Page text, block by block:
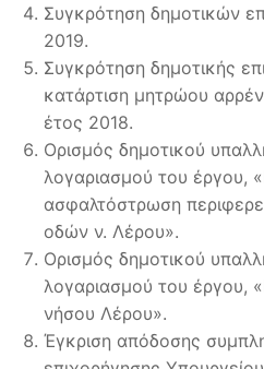
Συγκρότηση δημοτικών
2019.
Συγκρότηση δημοτικής
κατάρτιση μητρώου
έτος 2018.
Ορισμός δημοτικού
λογαριασμού του έργου,
ασφαλτόστρωση
οδών ν. Λέρου».
Ορισμός δημοτικού
λογαριασμού του έργου,
νήσου Λέρου».
Έγκριση απόδοσης